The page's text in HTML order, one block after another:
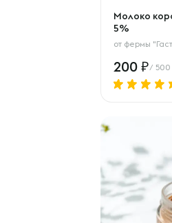
Молоко
5%
от фермы
200 / 500